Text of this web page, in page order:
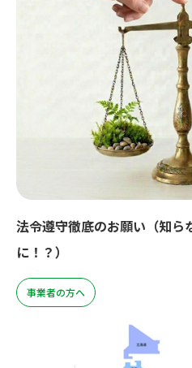
法令遵守徹底のお願い（知ら
に！？）
事業者の方へ